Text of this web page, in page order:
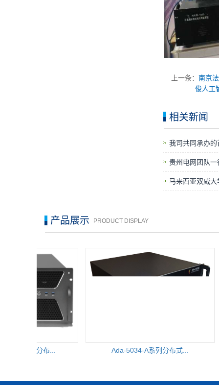
上一条：南京
俊人工
相关新闻
我司共同承办
贵州电网团队一
马来西亚双威
产品展示 PRODUCT DISPLAY
融合型分布... Ada-5034-A系列分布式...